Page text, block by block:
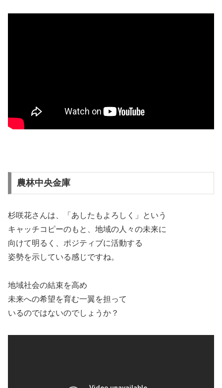
農林中央金庫
杉咲花さんは、「あしたもよろしく」という
キャッチコピーのもと、地域の人々の未来に
向けて明るく、ポジティブに活動する
姿勢を示している感じですね。
地域社会の結束を高め
未来への希望を育む一翼を担って
いるのではないのでしょうか？